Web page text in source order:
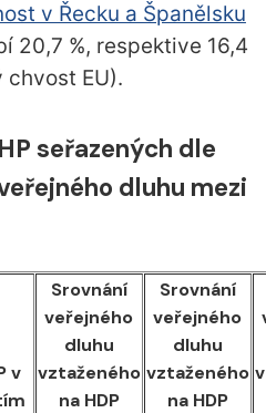
v Řecku a Španělsku
20,7 %, respektive 16,4
chvost EU).
seřazených dle
dluhu mezi
v
Srovnání
veřejného
dluhu
vztaženého
na HDP
Srovnání
veřejného
dluhu
vztaženého
na HDP